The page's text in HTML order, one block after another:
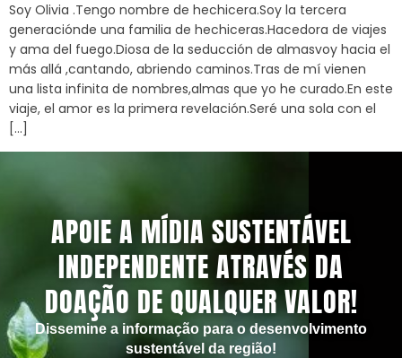
Soy Olivia .Tengo nombre de hechicera.Soy la tercera
generaciónde una familia de hechiceras.Hacedora de viajes
y ama del fuego.Diosa de la seducción de almasvoy hacia el
más allá ,cantando, abriendo caminos.Tras de mí vienen
una lista infinita de nombres,almas que yo he curado.En este
viaje, el amor es la primera revelación.Seré una sola con el
[…]
APOIE A MÍDIA SUSTENTÁVEL
INDEPENDENTE ATRAVÉS DA
DOAÇÃO DE QUALQUER VALOR!
Dissemine a informação para o desenvolvimento
sustentável da região!